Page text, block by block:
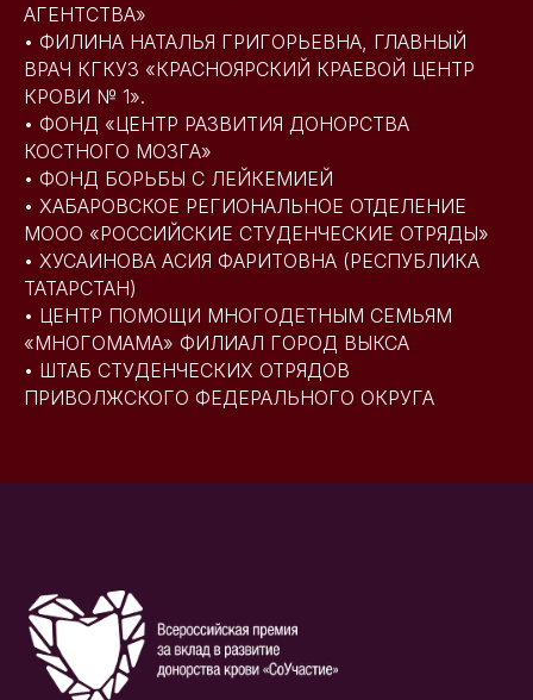
АГЕНТСТВА»
• ФИЛИНА НАТАЛЬЯ ГРИГОРЬЕВНА, ГЛАВНЫЙ
ВРАЧ КГКУЗ «КРАСНОЯРСКИЙ КРАЕВОЙ ЦЕНТР
КРОВИ № 1».
• ФОНД «ЦЕНТР РАЗВИТИЯ ДОНОРСТВА
КОСТНОГО МОЗГА»
• ФОНД БОРЬБЫ С ЛЕЙКЕМИЕЙ
• ХАБАРОВСКОЕ РЕГИОНАЛЬНОЕ ОТДЕЛЕНИЕ
МООО «РОССИЙСКИЕ СТУДЕНЧЕСКИЕ ОТРЯДЫ»
• ХУСАИНОВА АСИЯ ФАРИТОВНА (РЕСПУБЛИКА
ТАТАРСТАН)
• ЦЕНТР ПОМОЩИ МНОГОДЕТНЫМ СЕМЬЯМ
«МНОГОМАМА» ФИЛИАЛ ГОРОД ВЫКСА
• ШТАБ СТУДЕНЧЕСКИХ ОТРЯДОВ
ПРИВОЛЖСКОГО ФЕДЕРАЛЬНОГО ОКРУГА